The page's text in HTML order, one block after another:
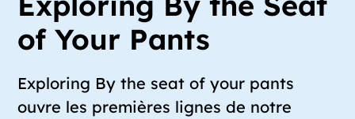
of Your Pants
Exploring By the seat of your pants
ouvre les premières lignes de notre